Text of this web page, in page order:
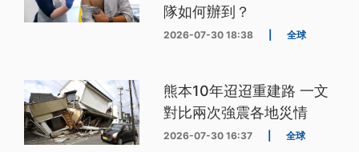
隊如何辦到？
2026-07-30 18:38 全球
熊本10年迢迢重建路 一文
對比兩次強震各地災情
2026-07-30 16:37 全球